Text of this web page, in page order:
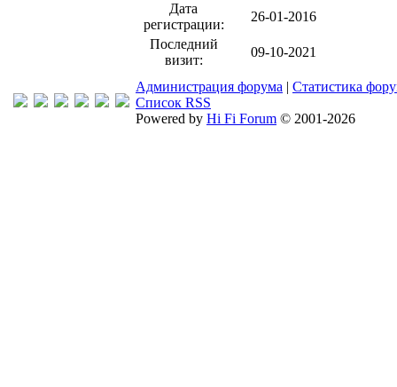
Дата
регистрации:
26-01-2016
Последний
визит:
09-10-2021
Администрация форума | Статистика
Список RSS
Powered by Hi Fi Forum © 2001-2026